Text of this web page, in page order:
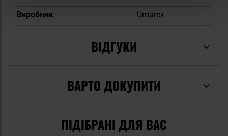
Виробник
Umarex
ВІДГУКИ
ВАРТО ДОКУПИТИ
ПІДІБРАНІ ДЛЯ ВАС